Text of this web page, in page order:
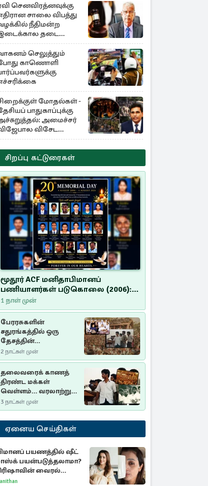
செனவிரத்னவுக்கு
சாலை விபத்து
நீதிமன்ற
தடை
செலுத்தும்
காணொளி
மோதல்கள் -
பாதுகாப்புக்கு
அமைச்சர்
விசேட
சிறப்பு கட்டுரைகள்
மூதூர் ACF மனிதாபிமானப்
பணியாளர்கள் படுகொலை (2006):
20 ஆண்டுகளாகியும் நீதி
மறுக்கப்பட்ட மனிதாபிமானப்
பேரவலம்
1 நாள் முன்
பேரரசுகளின்
சதுரங்கத்தில் ஒரு
தேசத்தின்
தீர்க்கதரிசனம் :
சுதுமலை பிரகடனம்
ஒரு வரலாற்றுப் பாடம்
2 நாட்கள் முன்
தலைவரைக் காணத்
திரண்ட மக்கள்
வெள்ளம்... வரலாற்றுச்
சிறப்புமிக்க சுதுமலைப்
பிரகடனம்…
3 நாட்கள் முன்
ஏனைய செய்திகள்
பயணத்தில் ஷீட்
பயன்படுத்தலாமா?
வைரல்
மருத்துவர்